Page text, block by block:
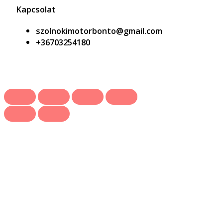
Kapcsolat
szolnokimotorbonto@gmail.com
+36703254180